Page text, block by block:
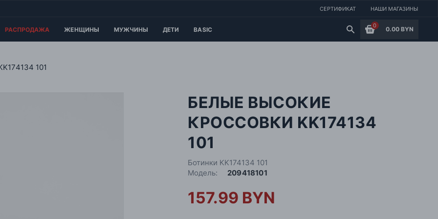
СЕРТИФИКАТ НАШИ МАГАЗИНЫ
РАСПРОДАЖА ЖЕНЩИНЫ МУЖЧИНЫ ДЕТИ BASIC
0
0.00 BYN
101
БЕЛЫЕ ВЫСОКИЕ
КРОССОВКИ KK174134
101
Ботинки KK174134 101
Модель:
209418101
157.99 BYN